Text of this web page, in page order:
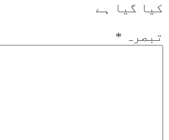
کیا گیا ہے
تبصرہ *